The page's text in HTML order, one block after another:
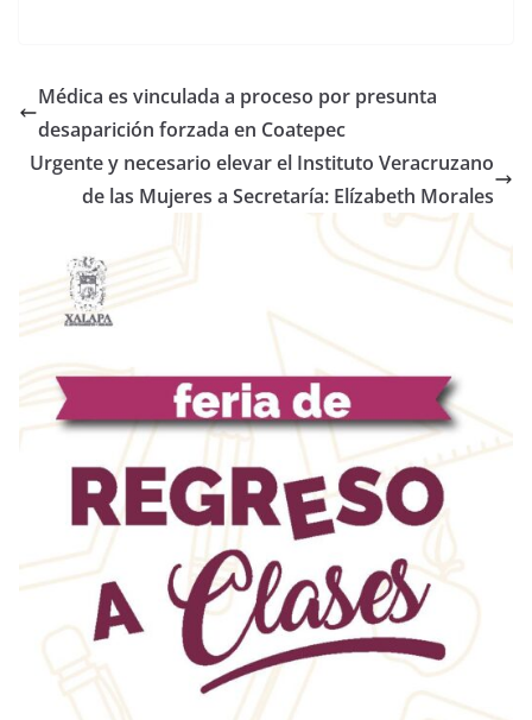
Médica es vinculada a proceso por presunta
desaparición forzada en Coatepec
Urgente y necesario elevar el Instituto Veracruzano
de las Mujeres a Secretaría: Elízabeth Morales